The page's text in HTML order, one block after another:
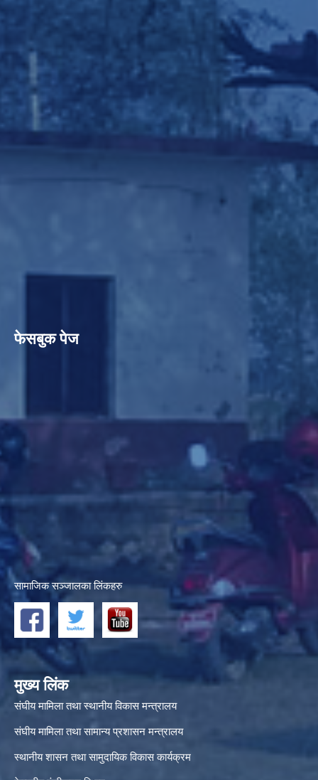
फेसबुक पेज
सामाजिक सञ्जालका लिंकहरु
मुख्य लिंक
संघीय मामिला तथा स्थानीय विकास मन्त्रालय
संघीय मामिला तथा सामान्य प्रशासन मन्त्रालय
स्थानीय शासन तथा सामुदायिक विकास कार्यक्रम